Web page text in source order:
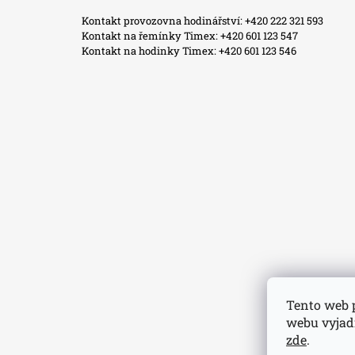
Tento web
webu
zde.
Kontakt provozovna hodinářství: +420 222 321 593
Kontakt na řemínky Timex: +420 601 123 547
Kontakt na hodinky Timex: +420 601 123 546